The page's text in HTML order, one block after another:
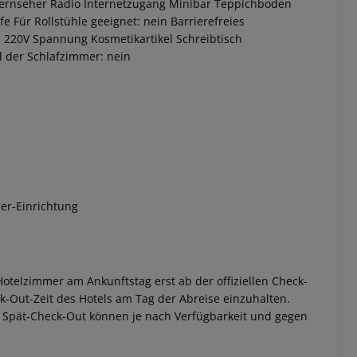
Radio Internetzugang Minibar Teppichboden
Für Rollstühle geeignet: nein Barrierefreies
220V Spannung Kosmetikartikel Schreibtisch
der Schlafzimmer: nein
Einrichtung
am Ankunftstag erst ab der offiziellen Check-
Out-Zeit des Hotels am Tag der Abreise einzuhalten.
Check-Out können je nach Verfügbarkeit und gegen